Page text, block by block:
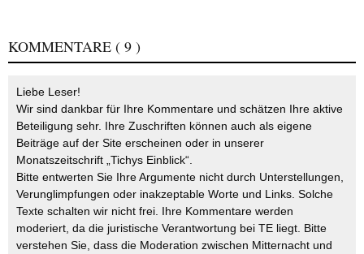
KOMMENTARE ( 9 )
Liebe Leser!
Wir sind dankbar für Ihre Kommentare und schätzen Ihre aktive
Beteiligung sehr. Ihre Zuschriften können auch als eigene
Beiträge auf der Site erscheinen oder in unserer
Monatszeitschrift „Tichys Einblick“.
Bitte entwerten Sie Ihre Argumente nicht durch Unterstellungen,
Verunglimpfungen oder inakzeptable Worte und Links. Solche
Texte schalten wir nicht frei. Ihre Kommentare werden
moderiert, da die juristische Verantwortung bei TE liegt. Bitte
verstehen Sie, dass die Moderation zwischen Mitternacht und